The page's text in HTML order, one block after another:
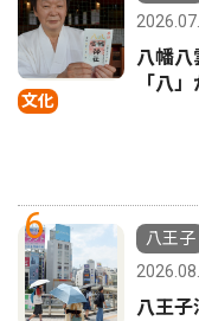
文化
八幡
「八
6
八王子
八王